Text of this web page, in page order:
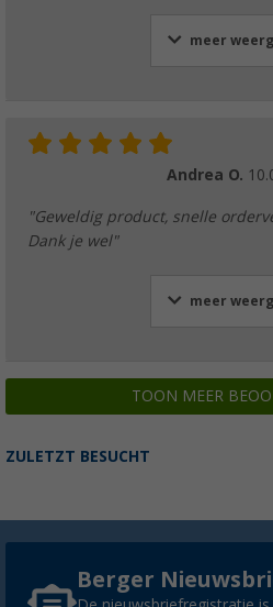
meer
Andrea O.
"Geweldig product, snelle
Dank je wel"
meer
TOON MEER
ZULETZT BESUCHT
Berger